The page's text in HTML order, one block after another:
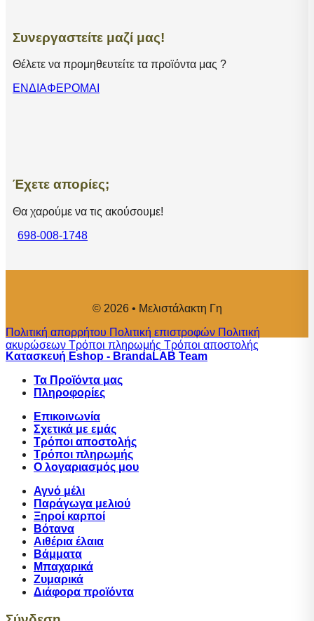
Συνεργαστείτε μαζί μας!
Θέλετε να προμηθευτείτε τα προϊόντα μας ?
ΕΝΔΙΑΦΕΡΟΜΑΙ
Έχετε απορίες;
Θα χαρούμε να τις ακούσουμε!
698-008-1748
© 2026 • Μελιστάλακτη Γη
Πολιτική απορρήτου Πολιτική επιστροφών Πολιτική
ακυρώσεων Τρόποι πληρωμής Τρόποι αποστολής
Κατασκευή Eshop - BrandaLAB Team
Τα Προϊόντα μας
Πληροφορίες
Επικοινωνία
Σχετικά με εμάς
Tρόποι αποστολής
Τρόποι πληρωμής
Ο λογαριασμός μου
Αγνό μέλι
Παράγωγα μελιού
Ξηροί καρποί
Βότανα
Αιθέρια έλαια
Βάμματα
Μπαχαρικά
Ζυμαρικά
Διάφορα προϊόντα